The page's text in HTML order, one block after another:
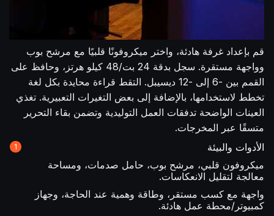
قم بإعداد غرفة هادئة، واختر ميكروفونًا قلبيًا مع مرشح بوب
وواجهة مستقرة. سجل بدقة 24 بت/48 كيلو هرتز، وحافظ على
القمم بين -6 إلى -12 ديسيبل. التقط قراءة محايدة بكل لغة
تخطط لاستخدامها، بالإضافة إلى بعض التغيرات التعبيرية. تغذي
العينات الواضحة تدفقات العمل التوليدية وتضمن بقاء التحرير
متسقًا عبر المخرجات.
الأدوات والبيئة
ميكروفون قلبي، مرشح بوب، حامل صدمات، ومساحة
معالجة لتقليل الانعكاسات.
واجهة مع كسب مستقر، وطاقة وهمية عند الحاجة، وجهاز
كمبيوتر/محطة عمل هادئة.